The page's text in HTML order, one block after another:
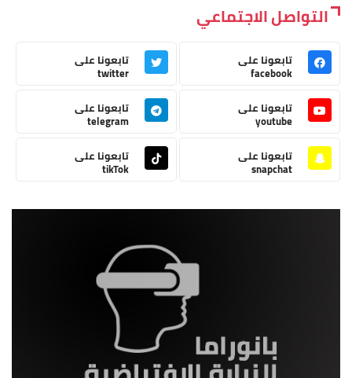
التواصل الاجتماعي
تابعونا على
facebook
تابعونا على
twitter
تابعونا على
youtube
تابعونا على
telegram
تابعونا على
snapchat
تابعونا على
tikTok